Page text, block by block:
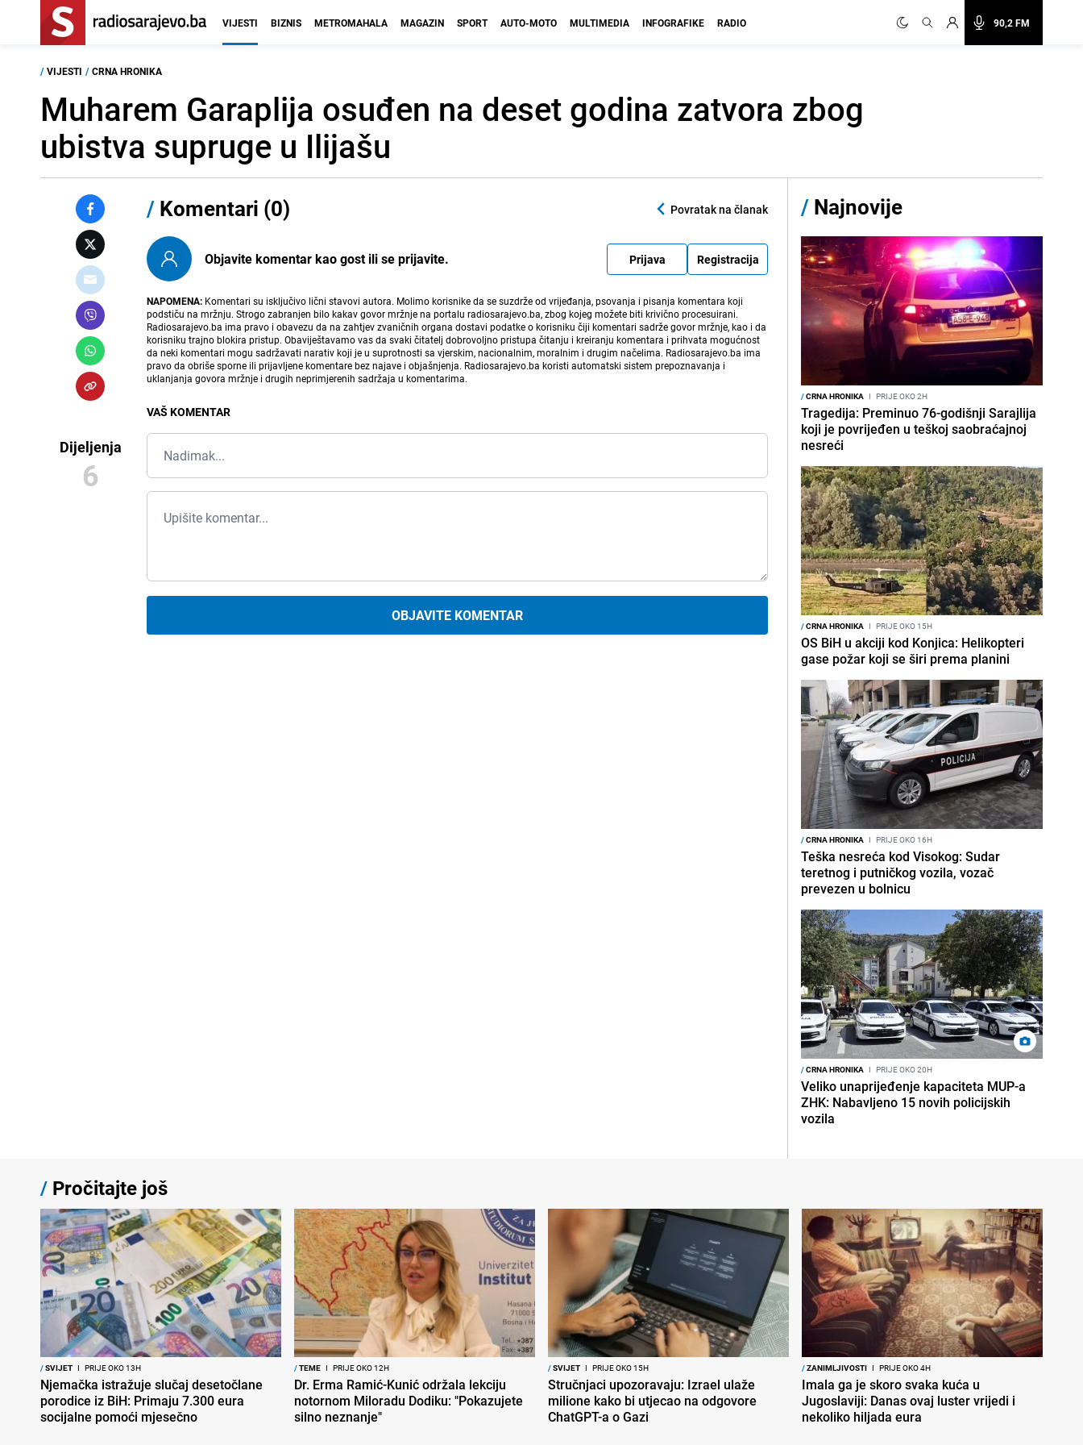
90,2 FM
VIJESTI BIZNIS METROMAHALA MAGAZIN SPORT AUTO-MOTO MULTIMEDIA INFOGRAFIKE RADIO
/ VIJESTI / CRNA HRONIKA
Muharem Garaplija osuđen na deset godina zatvora zbog
ubistva supruge u Ilijašu
Dijeljenja
6
/ Komentari (0) Povratak na članak
Objavite komentar kao gost ili se prijavite. Prijava Registracija
NAPOMENA: Komentari su isključivo lični stavovi autora. Molimo korisnike da se suzdrže od vrijeđanja, psovanja i pisanja komentara koji
podstiču na mržnju. Strogo zabranjen bilo kakav govor mržnje na portalu radiosarajevo.ba, zbog kojeg možete biti krivično procesuirani.
Radiosarajevo.ba ima pravo i obavezu da na zahtjev zvaničnih organa dostavi podatke o korisniku čiji komentari sadrže govor mržnje, kao i da
korisniku trajno blokira pristup. Obaviještavamo vas da svaki čitatelj dobrovoljno pristupa čitanju i kreiranju komentara i prihvata mogućnost
da neki komentari mogu sadržavati narativ koji je u suprotnosti sa vjerskim, nacionalnim, moralnim i drugim načelima. Radiosarajevo.ba ima
pravo da obriše sporne ili prijavljene komentare bez najave i objašnjenja. Radiosarajevo.ba koristi automatski sistem prepoznavanja i
uklanjanja govora mržnje i drugih neprimjerenih sadržaja u komentarima.
VAŠ KOMENTAR
OBJAVITE KOMENTAR
/ Najnovije
/CRNA HRONIKA I PRIJE OKO 2H
Tragedija: Preminuo 76-godišnji Sarajlija
koji je povrijeđen u teškoj saobraćajnoj
nesreći
/CRNA HRONIKA I PRIJE OKO 15H
OS BiH u akciji kod Konjica: Helikopteri
gase požar koji se širi prema planini
/CRNA HRONIKA I PRIJE OKO 16H
Teška nesreća kod Visokog: Sudar
teretnog i putničkog vozila, vozač
prevezen u bolnicu
/CRNA HRONIKA I PRIJE OKO 20H
Veliko unaprijeđenje kapaciteta MUP-a
ZHK: Nabavljeno 15 novih policijskih
vozila
/ Pročitajte još
/SVIJET I PRIJE OKO 13H
Njemačka istražuje slučaj desetočlane
porodice iz BiH: Primaju 7.300 eura
socijalne pomoći mjesečno
/TEME I PRIJE OKO 12H
Dr. Erma Ramić-Kunić održala lekciju
notornom Miloradu Dodiku: "Pokazujete
silno neznanje"
/SVIJET I PRIJE OKO 15H
Stručnjaci upozoravaju: Izrael ulaže
milione kako bi utjecao na odgovore
ChatGPT-a o Gazi
/ZANIMLJIVOSTI I PRIJE OKO 4H
Imala ga je skoro svaka kuća u
Jugoslaviji: Danas ovaj luster vrijedi i
nekoliko hiljada eura